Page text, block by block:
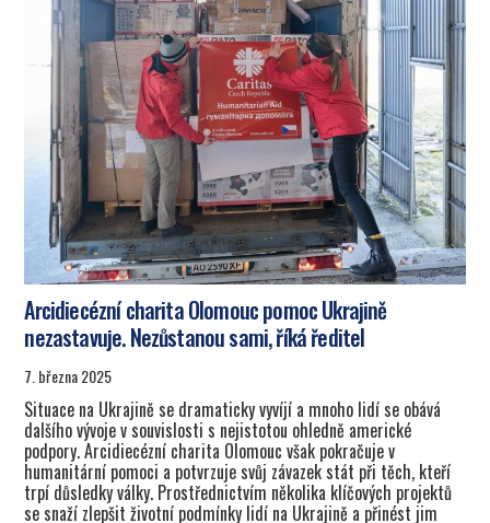
Arcidiecézní charita Olomouc pomoc Ukrajině
nezastavuje. Nezůstanou sami, říká ředitel
7. března 2025
Situace na Ukrajině se dramaticky vyvíjí a mnoho lidí se obává
dalšího vývoje v souvislosti s nejistotou ohledně americké
podpory. Arcidiecézní charita Olomouc však pokračuje v
humanitární pomoci a potvrzuje svůj závazek stát při těch, kteří
trpí důsledky války. Prostřednictvím několika klíčových projektů
se snaží zlepšit životní podmínky lidí na Ukrajině a přinést jim